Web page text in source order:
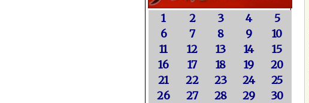
1 2 3 4
5
6
7 8 9
10
11
12 13 14
15
16
17 18 19
20
21
22 23 24
25
26
27 28 29
30